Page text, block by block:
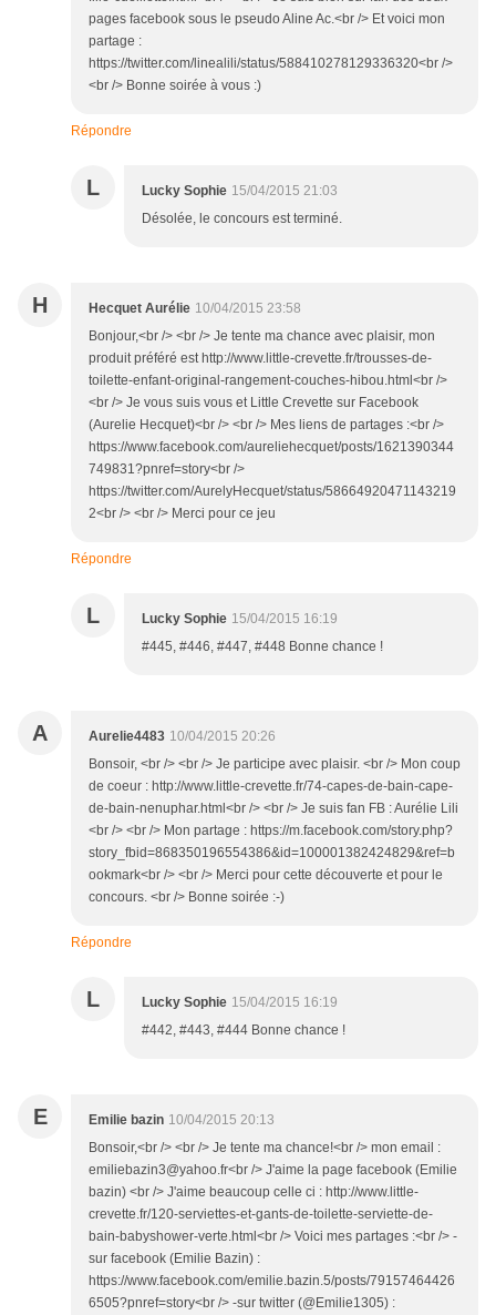
pages facebook sous le pseudo Aline Ac.<br /> Et voici mon
partage :
https://twitter.com/linealili/status/588410278129336320<br />
<br /> Bonne soirée à vous :)
Répondre
L Lucky Sophie 15/04/2015 21:03
Désolée, le concours est terminé.
H Hecquet Aurélie 10/04/2015 23:58
Bonjour,<br /> <br /> Je tente ma chance avec plaisir, mon
produit préféré est http://www.little-crevette.fr/trousses-de-
toilette-enfant-original-rangement-couches-hibou.html<br />
<br /> Je vous suis vous et Little Crevette sur Facebook
(Aurelie Hecquet)<br /> <br /> Mes liens de partages :<br />
https://www.facebook.com/aureliehecquet/posts/1621390344
749831?pnref=story<br />
https://twitter.com/AurelyHecquet/status/58664920471143219
2<br /> <br /> Merci pour ce jeu
Répondre
L Lucky Sophie 15/04/2015 16:19
#445, #446, #447, #448 Bonne chance !
A Aurelie4483 10/04/2015 20:26
Bonsoir, <br /> <br /> Je participe avec plaisir. <br /> Mon coup
de coeur : http://www.little-crevette.fr/74-capes-de-bain-cape-
de-bain-nenuphar.html<br /> <br /> Je suis fan FB : Aurélie Lili
<br /> <br /> Mon partage : https://m.facebook.com/story.php?
story_fbid=868350196554386&id=100001382424829&ref=b
ookmark<br /> <br /> Merci pour cette découverte et pour le
concours. <br /> Bonne soirée :-)
Répondre
L Lucky Sophie 15/04/2015 16:19
#442, #443, #444 Bonne chance !
E Emilie bazin 10/04/2015 20:13
Bonsoir,<br /> <br /> Je tente ma chance!<br /> mon email :
emiliebazin3@yahoo.fr<br /> J'aime la page facebook (Emilie
bazin) <br /> J'aime beaucoup celle ci : http://www.little-
crevette.fr/120-serviettes-et-gants-de-toilette-serviette-de-
bain-babyshower-verte.html<br /> Voici mes partages :<br /> -
sur facebook (Emilie Bazin) :
https://www.facebook.com/emilie.bazin.5/posts/79157464426
6505?pnref=story<br /> -sur twitter (@Emilie1305) :